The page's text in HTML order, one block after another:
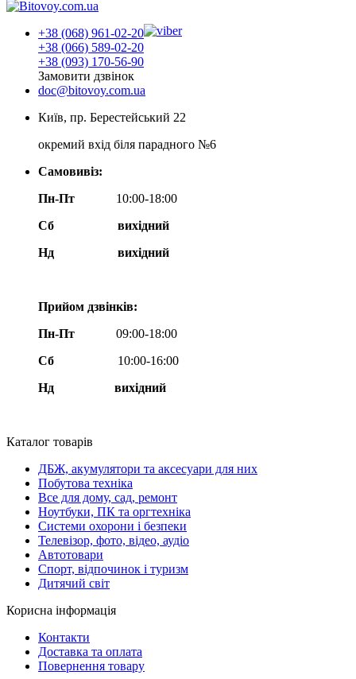
+38 (068) 961-02-20
+38 (066) 589-02-20
+38 (093) 170-56-90
Замовити дзвінок
doc@bitovoy.com.ua
Київ, пр. Берестейський 22
окремий вхід біля парадного №6
Самовивіз:
Пн-Пт
10:00-18:00
Сб
вихідний
Нд
вихідний
Прийом дзвінків:
Пн-Пт
09:00-18:00
Сб
10:00-16:00
Нд вихідний
Каталог товарів
ДБЖ, акумулятори та аксесуари для них
Побутова техніка
Все для дому, сад, ремонт
Ноутбуки, ПК та оргтехніка
Системи охорони і безпеки
Телевізор, фото, відео, аудіо
Автотовари
Спорт, відпочинок і туризм
Дитячий світ
Корисна інформація
Контакти
Доставка та оплата
Повернення товару